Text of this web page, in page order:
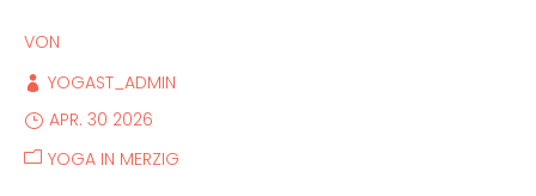
VON
YOGAST_ADMIN
APR. 30 2026
YOGA IN MERZIG